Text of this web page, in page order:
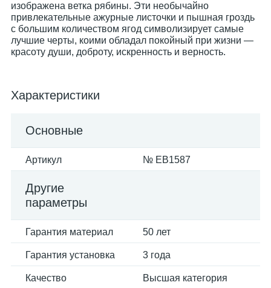
изображена ветка рябины. Эти необычайно
привлекательные ажурные листочки и пышная гроздь
с большим количеством ягод символизирует самые
лучшие черты, коими обладал покойный при жизни —
красоту души, доброту, искренность и верность.
Характеристики
Основные
Артикул № EB1587
Другие
параметры
Гарантия материал 50 лет
Гарантия установка 3 года
Качество Высшая категория